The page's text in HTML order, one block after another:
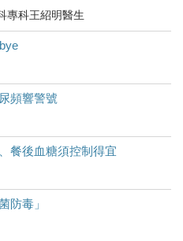
專科王紹明醫生
頻響警號
餐後血糖須控制得宜
防毒」